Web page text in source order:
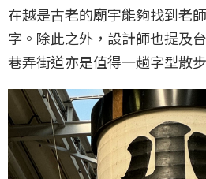
在越是古老的廟宇能夠找到老
字。除此之外，設計師也提及
巷弄街道亦是值得一趟字型散